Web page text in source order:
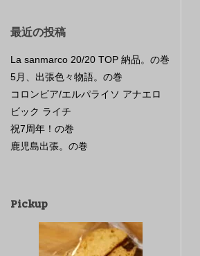
最近の投稿
La sanmarco 20/20 TOP 納品。の巻
5月、出張色々物語。の巻
コロンビア/エルパライソ アナエロ
ビック ライチ
祝7周年！の巻
鹿児島出張。の巻
Pickup